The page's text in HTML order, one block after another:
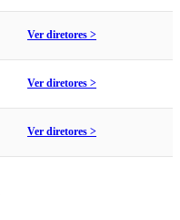
Ver diretores >
Ver diretores >
Ver diretores >